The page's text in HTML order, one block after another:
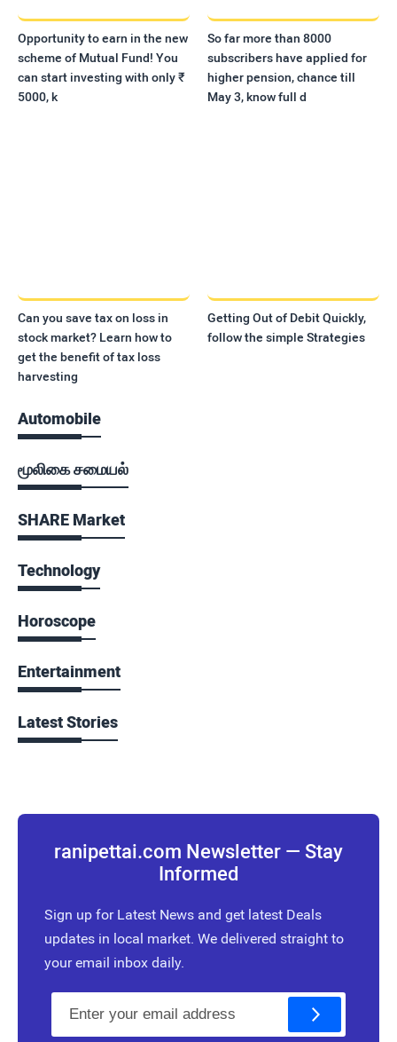
Opportunity to earn in the new
scheme of Mutual Fund! You
can start investing with only ₹
5000, k
So far more than 8000
subscribers have applied for
higher pension, chance till
May 3, know full d
Can you save tax on loss in
stock market? Learn how to
get the benefit of tax loss
harvesting
Getting Out of Debit Quickly,
follow the simple Strategies
Automobile
மூலிகை சமையல்
SHARE Market
Technology
Horoscope
Entertainment
Latest Stories
ranipettai.com Newsletter — Stay
Informed
Sign up for Latest News and get latest Deals
updates in local market. We delivered straight to
your email inbox daily.